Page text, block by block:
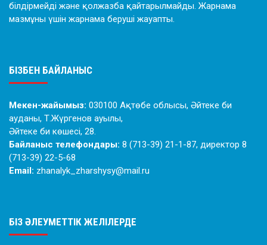
білдірмейді және қолжазба қайтарылмайды. Жарнама
мазмұны үшін жарнама беруші жауапты.
БІЗБЕН БАЙЛАНЫС
Мекен-жайымыз: 030100 Ақтөбе облысы, Әйтеке би
ауданы, Т.Жүргенов ауылы,
Әйтеке би көшесі, 28.
Байланыс телефондары: 8 (713-39) 21-1-87, директор 8
(713-39) 22-5-68
Email: zhanalyk_zharshysy@mail.ru
БІЗ ӘЛЕУМЕТТІК ЖЕЛІЛЕРДЕ